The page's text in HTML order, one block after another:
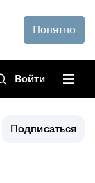
Понятно
Войти
Подписаться